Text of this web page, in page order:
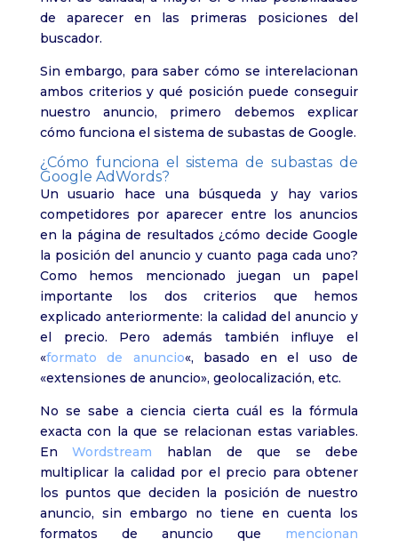
de aparecer en las primeras posiciones del
buscador.
Sin embargo, para saber cómo se interelacionan
ambos criterios y qué posición puede conseguir
nuestro anuncio, primero debemos explicar
cómo funciona el sistema de subastas de Google.
¿Cómo funciona el sistema de subastas de
Google AdWords?
Un usuario hace una búsqueda y hay varios
competidores por aparecer entre los anuncios
en la página de resultados ¿cómo decide Google
la posición del anuncio y cuanto paga cada uno?
Como hemos mencionado juegan un papel
importante los dos criterios que hemos
explicado anteriormente: la calidad del anuncio y
el precio. Pero además también influye el
«formato de anuncio«, basado en el uso de
«extensiones de anuncio», geolocalización, etc.
No se sabe a ciencia cierta cuál es la fórmula
exacta con la que se relacionan estas variables.
EnWordstream hablan de que se debe
multiplicar la calidad por el precio para obtener
los puntos que deciden la posición de nuestro
anuncio, sin embargo no tiene en cuenta los
formatos de anuncio que mencionan